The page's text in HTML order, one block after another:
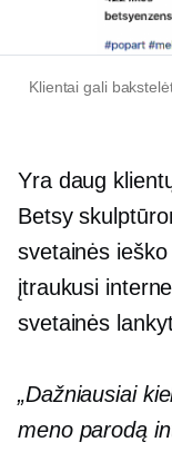
Klientai gali
Yra daug
Betsy
svetainės
įtraukusi
svetainės
„Dažniausiai
meno parodą